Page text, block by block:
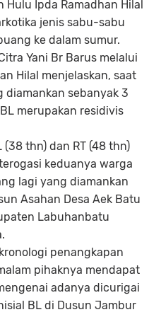
Hulu Ipda Ramadhan Hilal
jenis sabu-sabu
ke dalam sumur.
Yani Br Barus melalui
Hilal menjelaskan, saat
diamankan sebanyak 3
merupakan residivis
(38 thn) dan RT (48 thn)
keduanya warga
lagi yang diamankan
Asahan Desa Aek Batu
Labuhanbatu
penangkapan
pihaknya mendapat
adanya dicurigai
BL di Dusun Jambur